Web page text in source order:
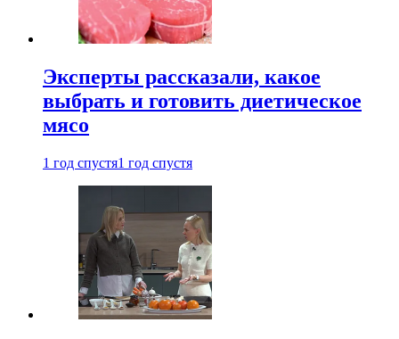
Эксперты рассказали, какое
выбрать и готовить диетическое
мясо
1 год спустя1 год спустя